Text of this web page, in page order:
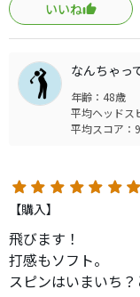
自分にはあまり関
プローチはしない
あまりに周りと被
です。
いいね
なんちゃっ
年齢：48歳
平均ヘッドス
平均スコア：
【購入】
飛びます！
打感もソフト。
スピンはいまいち